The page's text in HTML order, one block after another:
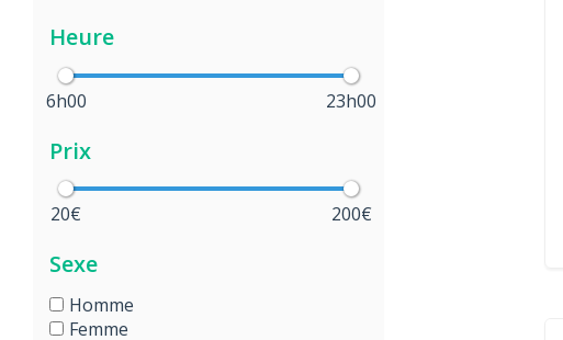
Heure
6h00 23h00
Prix
20€ 200€
Sexe
Homme
Femme